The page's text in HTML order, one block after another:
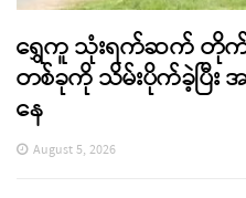
ရွှေကူ သုံးရက်ဆက် တိုက်
တစ်ခုကို သိမ်းပိုက်ခဲ့ပြီး အ
နေ
August 5, 2026